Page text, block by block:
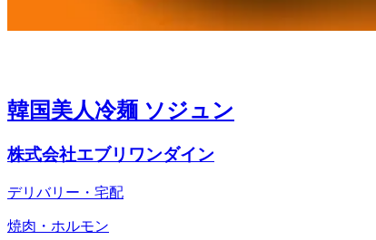
韓国美人冷麺 ソジュン
株式会社エブリワンダイン
デリバリー・宅配
焼肉・ホルモン